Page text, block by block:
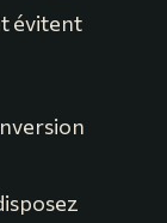
évitent